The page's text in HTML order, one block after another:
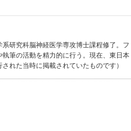
研究科脳神経医学専攻博士課程修了。フ
筆の活動を精力的に行う。現在、東日本
れた当時に掲載されていたものです）